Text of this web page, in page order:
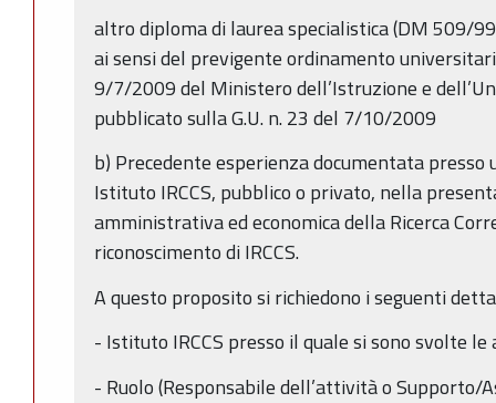
altro diploma di laurea specialistica (DM 509/
ai sensi del previgente ordinamento
9/7/2009 del Ministero dell’Istruzione e
pubblicato sulla G.U. n. 23 del 7/10/2009
b) Precedente esperienza documentata
Istituto IRCCS, pubblico o privato, nella
amministrativa ed economica della Ricerca
riconoscimento di IRCCS.
A questo proposito si richiedono i seguenti
- Istituto IRCCS presso il quale si sono svolte
- Ruolo (Responsabile dell’attività o Supporto/